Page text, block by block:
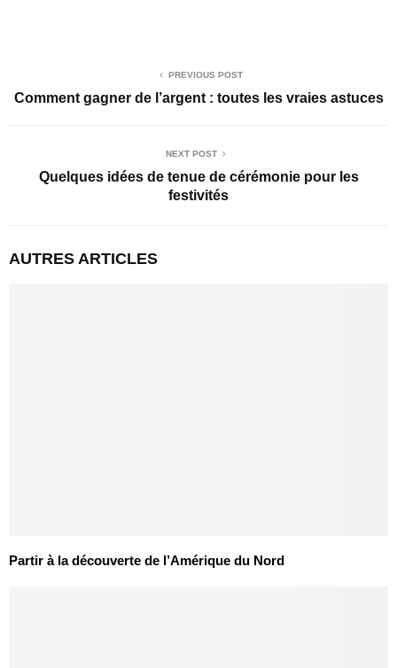
PREVIOUS POST
Comment gagner de l’argent : toutes les vraies astuces
NEXT POST
Quelques idées de tenue de cérémonie pour les
festivités
AUTRES ARTICLES
Partir à la découverte de l’Amérique du Nord